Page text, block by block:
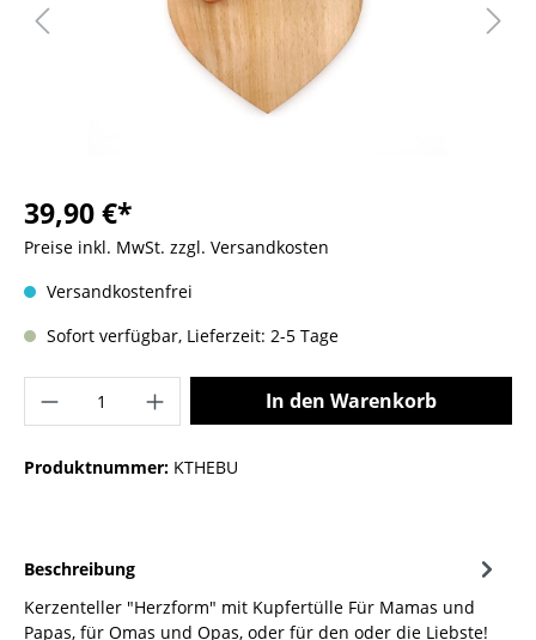
39,90 €*
Preise inkl. MwSt. zzgl. Versandkosten
Versandkostenfrei
Sofort verfügbar, Lieferzeit: 2-5 Tage
In den Warenkorb
Produktnummer: KTHEBU
Beschreibung
Kerzenteller "Herzform" mit Kupfertülle Für Mamas und
Papas, für Omas und Opas, oder für den oder die Liebste!